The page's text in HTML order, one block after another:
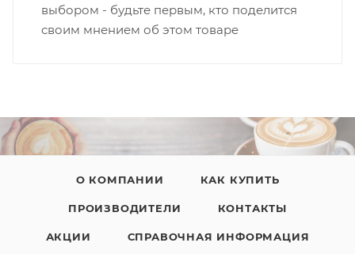
выбором - будьте первым, кто поделится
своим мнением об этом товаре
О КОМПАНИИ КАК КУПИТЬ
ПРОИЗВОДИТЕЛИ КОНТАКТЫ
АКЦИИ СПРАВОЧНАЯ ИНФОРМАЦИЯ